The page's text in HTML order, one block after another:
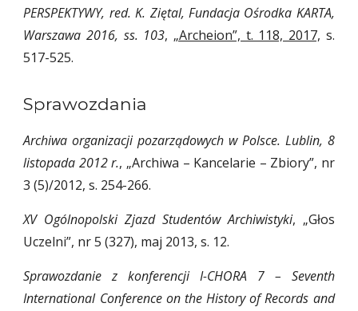
PERSPEKTYWY, red. K. Ziętal, Fundacja Ośrodka KARTA,
Warszawa 2016, ss. 103, „Archeion”, t. 118, 2017, s.
517-525.
Sprawozdania
Archiwa organizacji pozarządowych w Polsce. Lublin, 8
listopada 2012 r., „Archiwa – Kancelarie – Zbiory”, nr
3 (5)/2012, s. 254-266.
XV Ogólnopolski Zjazd Studentów Archiwistyki, „Głos
Uczelni”, nr 5 (327), maj 2013, s. 12.
Sprawozdanie z konferencji I-CHORA 7 – Seventh
International Conference on the History of Records and